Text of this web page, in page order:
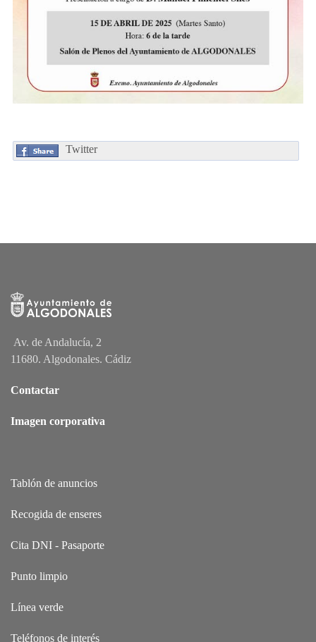
Twitter
Av. de Andalucía, 2
11680. Algodonales. Cádiz
Contactar
Imagen corporativa
Tablón de anuncios
Recogida de enseres
Cita DNI - Pasaporte
Punto limpio
Línea verde
Teléfonos de interés